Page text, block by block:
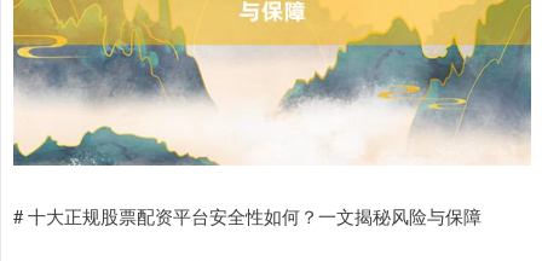
# 十大正规股票配资平台安全性如何？一文揭秘风险与保障